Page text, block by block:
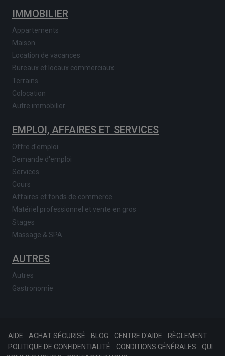
IMMOBILIER
Appartements
Maison
Location de vacances
Bureaux et locaux commerciaux
Terrains
Colocation
Autre immobilier
EMPLOI, AFFAIRES ET SERVICES
Offre d'emploi
Demande d'emploi
Services
Cours
Affaires et fonds de commerce
Matériel professionnel et vente en gros
Stages
Massage & SPA
AUTRES
Autres
Gastronomie
AIDE ACHAT SÉCURISÉ BLOG CENTRE D'AIDE
RÈGLEMENT
POLITIQUE DE CONFIDENTIALITÉ
CONDITIONS GÉNÉRALES
QUI